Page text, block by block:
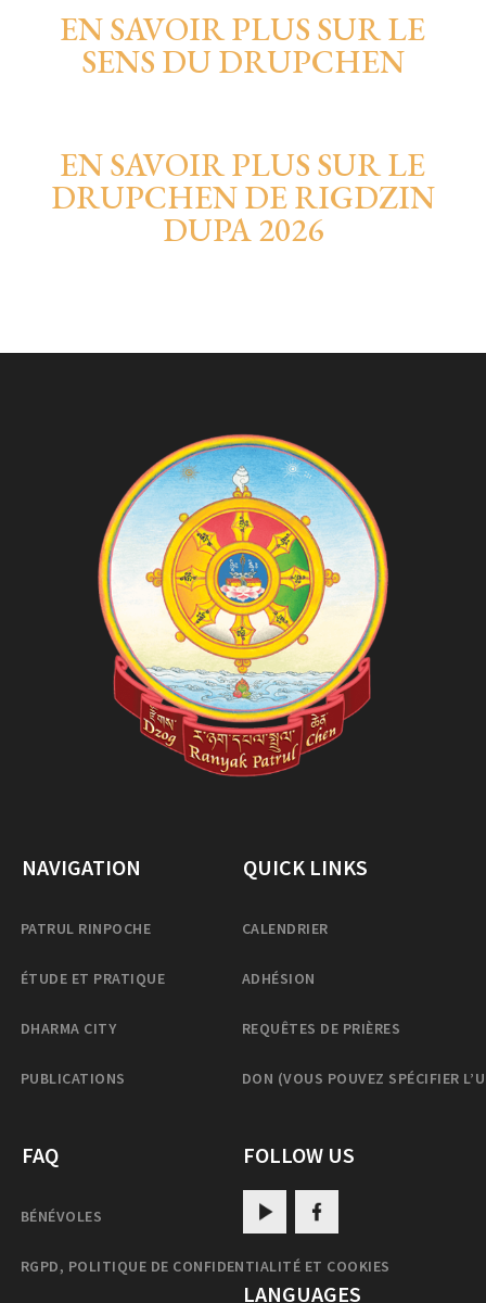
EN SAVOIR PLUS SUR LE
SENS DU DRUPCHEN
EN SAVOIR PLUS SUR LE
DRUPCHEN DE RIGDZIN
DUPA 2026
NAVIGATION
PATRUL RINPOCHE
ÉTUDE ET PRATIQUE
DHARMA CITY
PUBLICATIONS
QUICK LINKS
CALENDRIER
ADHÉSION
REQUÊTES DE PRIÈRES
DON (VOUS POUVEZ SPÉCIFIER
FAQ
BÉNÉVOLES
RGPD, POLITIQUE DE CONFIDENTIALITÉ ET COOKIES
FOLLOW US
LANGUAGES